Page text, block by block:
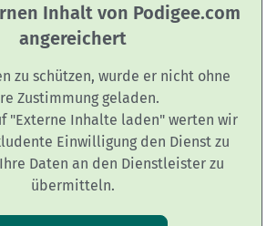
Inhalt von Podigee.com
angereichert
zu schützen, wurde er nicht ohne
Zustimmung geladen.
"Externe Inhalte laden" werten wir
Einwilligung den Dienst zu
Daten an den Dienstleister zu
übermitteln.